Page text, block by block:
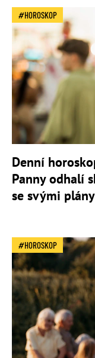
HOROSKOP
Denní
Panny odhalí
se svými plány
HOROSKOP